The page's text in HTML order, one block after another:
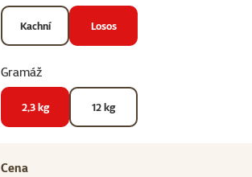
Kachní Losos
Gramáž
2,3 kg 12 kg
Cena